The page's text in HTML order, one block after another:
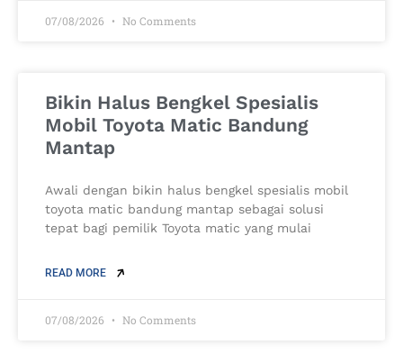
07/08/2026 No Comments
Bikin Halus Bengkel Spesialis
Mobil Toyota Matic Bandung
Mantap
Awali dengan bikin halus bengkel spesialis mobil
toyota matic bandung mantap sebagai solusi
tepat bagi pemilik Toyota matic yang mulai
READ MORE
07/08/2026 No Comments